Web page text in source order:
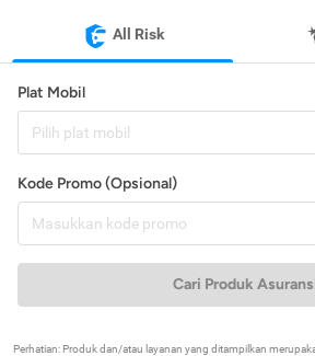
All Risk
Plat Mobil
Pilih plat mobil
Kode Promo (Opsional)
Cari Produk
Perhatian: Produk dan/atau layanan yang ditampilkan